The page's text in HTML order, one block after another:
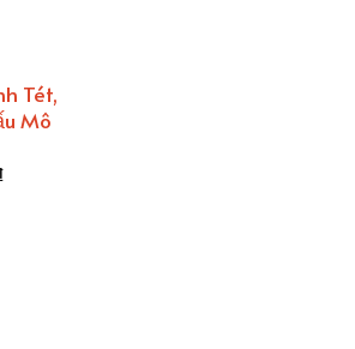
Tét,
Mô
Khoảng